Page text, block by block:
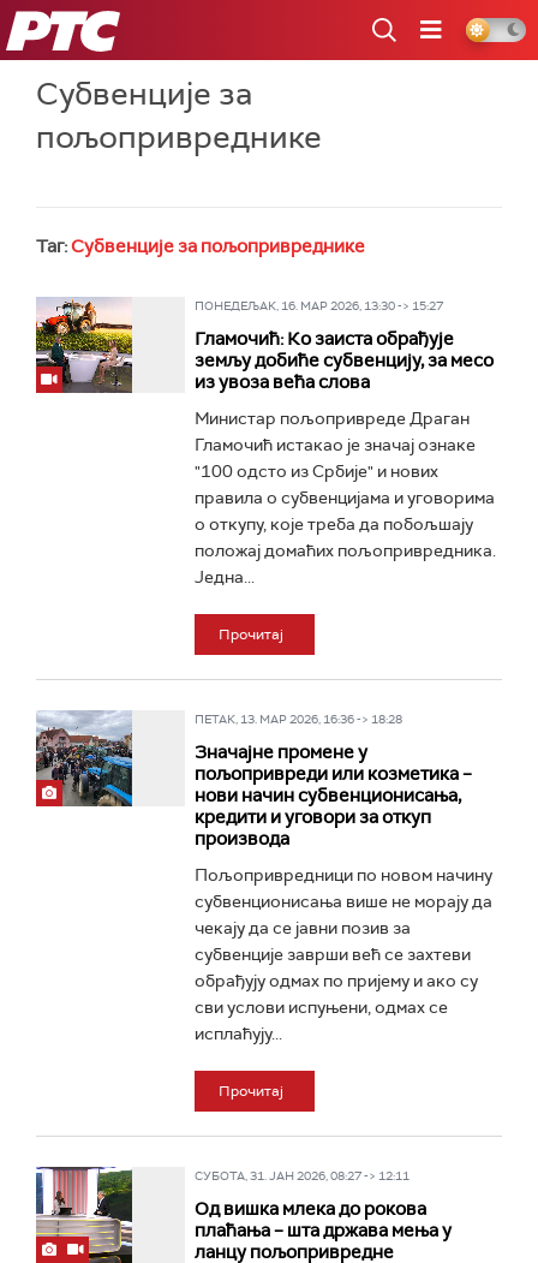
РТС
Субвенције за
пољопривреднике
Таг:Субвенције за пољопривреднике
ПОНЕДЕЉАК, 16. МАР 2026, 13:30 -> 15:27
Гламочић: Ко заиста обрађује
земљу добиће субвенцију, за месо
из увоза већа слова
Министар пољопривреде Драган
Гламочић истакао је значај ознаке
"100 одсто из Србије" и нових
правила о субвенцијама и уговорима
о откупу, које треба да побољшају
положај домаћих пољопривредника.
Једна...
Прочитај
ПЕТАК, 13. МАР 2026, 16:36 -> 18:28
Значајне промене у
пољопривреди или козметика –
нови начин субвенционисања,
кредити и уговори за откуп
производа
Пољопривредници по новом начину
субвенционисања више не морају да
чекају да се јавни позив за
субвенције заврши већ се захтеви
обрађују одмах по пријему и ако су
сви услови испуњени, одмах се
исплаћују...
Прочитај
СУБОТА, 31. ЈАН 2026, 08:27 -> 12:11
Од вишка млека до рокова
плаћања – шта држава мења у
ланцу пољопривредне